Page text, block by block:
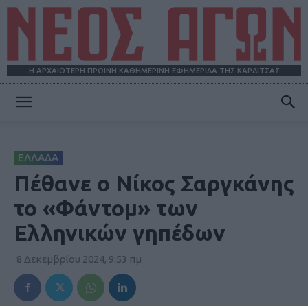
Η ΑΡΧΑΙΟΤΕΡΗ ΠΡΩΪΝΗ ΚΑΘΗΜΕΡΙΝΗ ΕΦΗΜΕΡΙΔΑ ΤΗΣ ΚΑΡΔΙΤΣΑΣ
ΕΛΛΑΔΑ
Πέθανε o Nίκος Σαργκάνης
το «Φάντομ» των
Ελληνικών γηπέδων
8 Δεκεμβρίου 2024, 9:53 πμ